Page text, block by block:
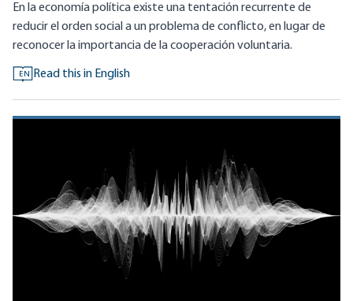
En la economía política existe una tentación recurrente de
reducir el orden social a un problema de conflicto, en lugar de
reconocer la importancia de la cooperación voluntaria.
EN Read this in English